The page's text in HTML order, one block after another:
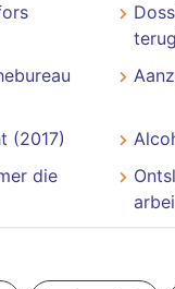
(2017)
die